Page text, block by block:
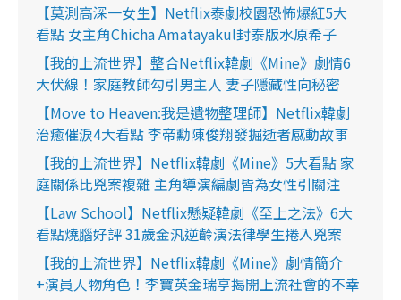
【莫測高深一女生】Netflix泰劇校園恐怖爆紅5大
看點 女主角Chicha Amatayakul封泰版水原希子
【我的上流世界】整合Netflix韓劇《Mine》劇情6
大伏線！家庭教師勾引男主人 妻子隱藏性向秘密
【Move to Heaven:我是遺物整理師】Netflix韓劇
治癒催淚4大看點 李帝勳陳俊翔發掘逝者感動故事
【我的上流世界】Netflix韓劇《Mine》5大看點 家
庭關係比兇案複雜 主角導演編劇皆為女性引關注
【Law School】Netflix懸疑韓劇《至上之法》6大
看點燒腦好評 31歲金汎逆齡演法律學生捲入兇案
【我的上流世界】Netflix韓劇《Mine》劇情簡介
+演員人物角色！李寶英金瑞亨揭開上流社會的不幸